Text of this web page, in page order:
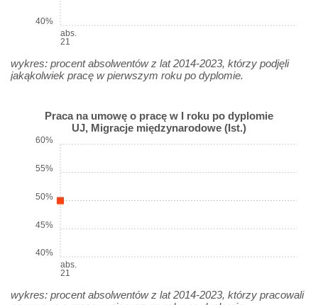
abs.
21
40%
wykres: procent absolwentów z lat 2014-2023, którzy podjęli
jakąkolwiek pracę w pierwszym roku po dyplomie.
Praca na umowę o pracę w I roku po dyplomie
UJ, Migracje międzynarodowe (Ist.)
abs.
21
40%
45%
50%
55%
60%
wykres: procent absolwentów z lat 2014-2023, którzy pracowali